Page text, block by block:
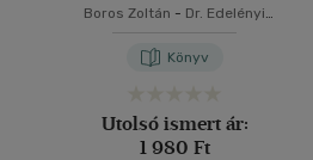
Boros Zoltán - Dr. Edelényi
Könyv
Utolsó ismert ár:
1 980 Ft